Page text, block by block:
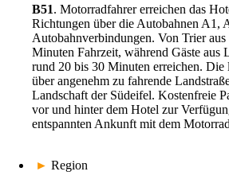
Gerade nach einer ausgedehnten
freundliche Begrüßung, ein gemütliches
angenehmen Abend besonders zu schätzen.
des Hauses macht es leicht, abzuschalten
nächste Tour zu sammeln. Viele Gäste
zurück und machen das Hotel zu ihrem
Motorradreisen durch die Eifel.
in den Motorradtag
B51. Motorradfahrer erreichen das
Richtungen über die Autobahnen A1,
Autobahnverbindungen. Von Trier
Minuten Fahrzeit, während Gäste aus
rund 20 bis 30 Minuten erreichen. Die
über angenehm zu fahrende
Landschaft der Südeifel. Kostenfreie
vor und hinter dem Hotel zur
entspannten Ankunft mit dem
► Region